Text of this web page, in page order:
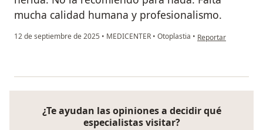
mucha calidad humana y profesionalismo.
12 de septiembre de 2025 • MEDICENTER • Otoplastia • en opinión del
Reportar
¿Te ayudan las opiniones a decidir qué
especialistas visitar?